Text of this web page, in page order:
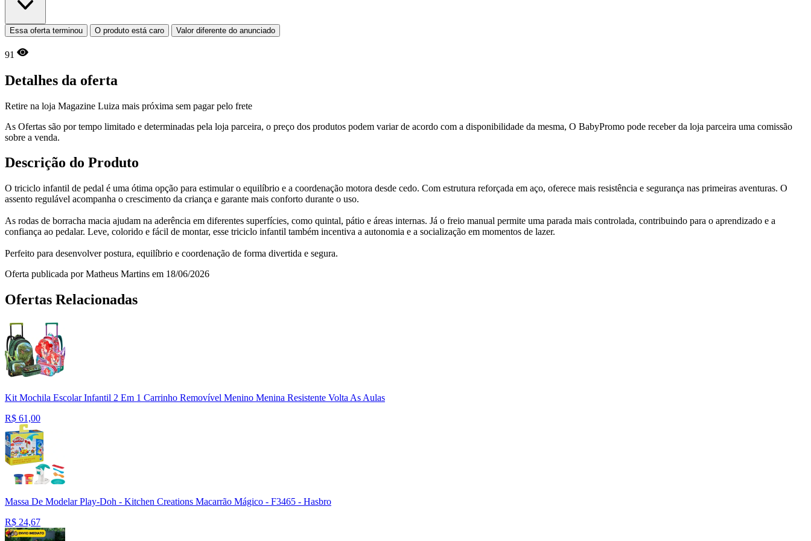
Essa oferta terminou O produto está caro Valor diferente do anunciado
91
Detalhes da oferta
Retire na loja Magazine Luiza mais próxima sem pagar pelo frete
As Ofertas são por tempo limitado e determinadas pela loja parceira, o preço dos produtos podem variar de acordo com a disponibilidade da mesma, O BabyPromo pode receber da loja parceira uma comissão
sobre a venda.
Descrição do Produto
O triciclo infantil de pedal é uma ótima opção para estimular o equilíbrio e a coordenação motora desde cedo. Com estrutura reforçada em aço, oferece mais resistência e segurança nas primeiras aventuras. O
assento regulável acompanha o crescimento da criança e garante mais conforto durante o uso.
As rodas de borracha macia ajudam na aderência em diferentes superfícies, como quintal, pátio e áreas internas. Já o freio manual permite uma parada mais controlada, contribuindo para o aprendizado e a
confiança ao pedalar. Leve, colorido e fácil de montar, esse triciclo infantil também incentiva a autonomia e a socialização em momentos de lazer.
Perfeito para desenvolver postura, equilíbrio e coordenação de forma divertida e segura.
Oferta publicada por Matheus Martins em 18/06/2026
Ofertas Relacionadas
Kit Mochila Escolar Infantil 2 Em 1 Carrinho Removível Menino Menina Resistente Volta As Aulas
R$ 61,00
Massa De Modelar Play-Doh - Kitchen Creations Macarrão Mágico - F3465 - Hasbro
R$ 24,67